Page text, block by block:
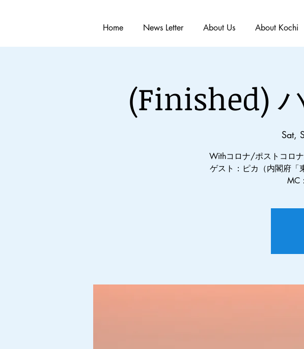
Home News Letter About Us About Kochi
(Finished)
Sat,
Withコロナ/ポストコロ
ゲスト：ピカ（内閣府「
MC